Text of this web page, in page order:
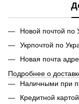
Новой почтой по
Укрпочтой по
Новая почта
Подробнее о
Наличными при
Кредитной